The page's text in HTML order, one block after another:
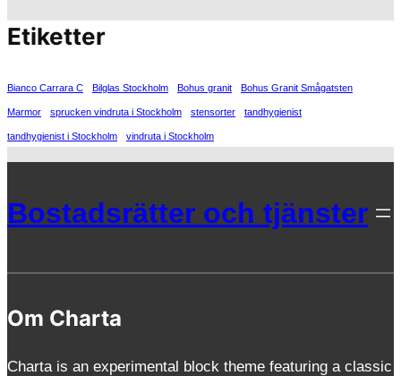
Etiketter
Bianco Carrara C Bilglas Stockholm Bohus granit Bohus Granit Smågatsten
Marmor sprucken vindruta i Stockholm stensorter tandhygienist
tandhygienist i Stockholm vindruta i Stockholm
Bostadsrätter och tjänster
Om Charta
Charta is an experimental block theme featuring a classic